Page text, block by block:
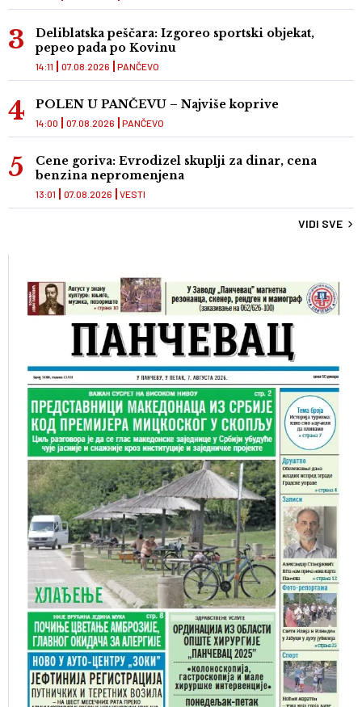
Deliblatska peščara: Izgoreo sportski objekat,
pepeo pada po Kovinu
PANČEVO
14:11 07.08.2026
POLEN U PANČEVU – Najviše koprive
PANČEVO
14:00 07.08.2026
Cene goriva: Evrodizel skuplji za dinar, cena
benzina nepromenjena
VESTI
13:01 07.08.2026
VIDI SVE